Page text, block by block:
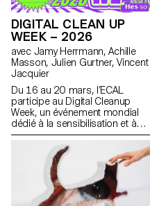
cours, les élèves sont amenés
à affiner leur sens de
l’observation et leur capacité à
construire des images à la fois
précises et expressives.
DIGITAL CLEAN UP
WEEK – 2026
avec Jamy Herrmann, Achille
Masson, Julien Gurtner, Vincent
Jacquier
Du 16 au 20 mars, l’ECAL
participe au Digital Cleanup
Week, un événement mondial
dédié à la sensibilisation et à
l’action pour un numérique plus
responsable. Une semaine
pour réparer, recycler, nettoyer
et réfléchir !